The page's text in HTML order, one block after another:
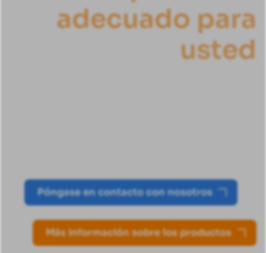
adecuado para
usted
Póngase en contacto con nosotros
Más información sobre los productos